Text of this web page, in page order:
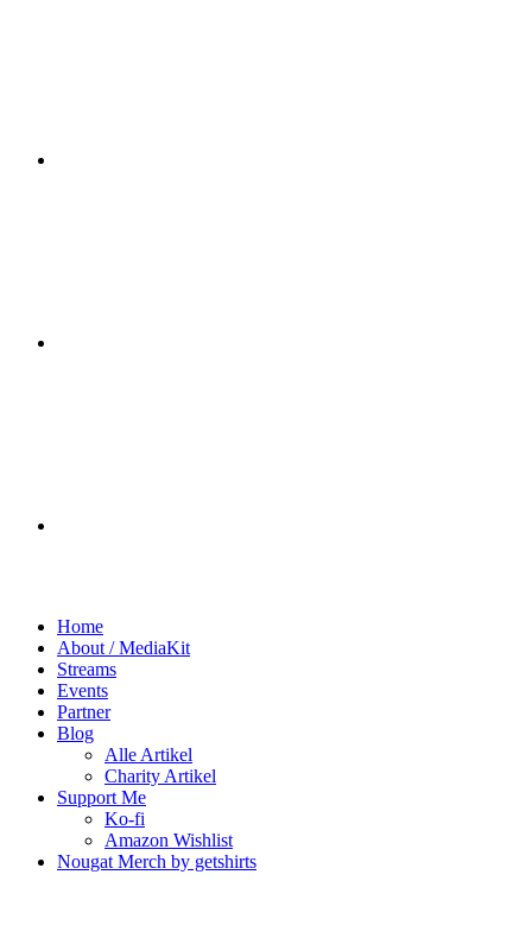
Home
About / MediaKit
Streams
Events
Partner
Blog
Alle Artikel
Charity Artikel
Support Me
Ko-fi
Amazon Wishlist
Nougat Merch by getshirts